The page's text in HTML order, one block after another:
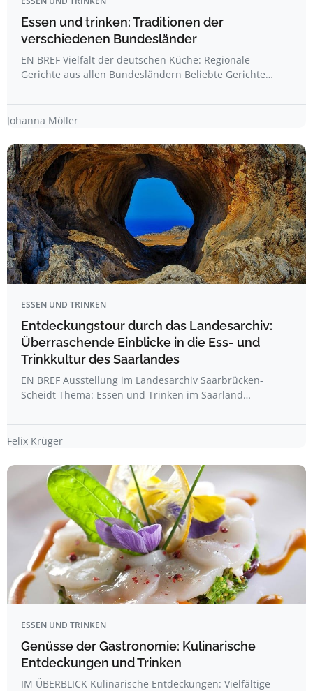
Essen und trinken: Traditionen der
verschiedenen Bundesländer
EN BREF Vielfalt der deutschen Küche: Regionale
Gerichte aus allen Bundesländern Beliebte Gerichte…
Johanna Möller
ESSEN UND TRINKEN
Entdeckungstour durch das Landesarchiv:
Überraschende Einblicke in die Ess- und
Trinkkultur des Saarlandes
EN BREF Ausstellung im Landesarchiv Saarbrücken-
Scheidt Thema: Essen und Trinken im Saarland…
Felix Krüger
ESSEN UND TRINKEN
Genüsse der Gastronomie: Kulinarische
Entdeckungen und Trinken
IM ÜBERBLICK Kulinarische Entdeckungen: Vielfältige